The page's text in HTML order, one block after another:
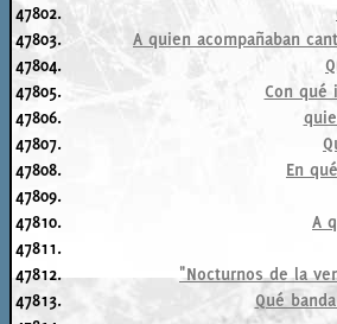
47802.
47803.
A quien acompañaban
47804.
47805.
Con qué
47806.
47807.
47808.
En
47809.
47810.
A
47811.
47812.
"Nocturnos de la
47813.
Qué